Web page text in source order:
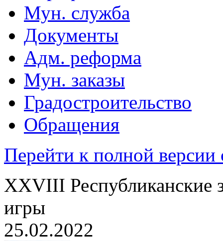
Мун. служба
Документы
Адм. реформа
Мун. заказы
Градостроительство
Обращения
Перейти к полной версии
XXVIII Республиканские
игры
25.02.2022